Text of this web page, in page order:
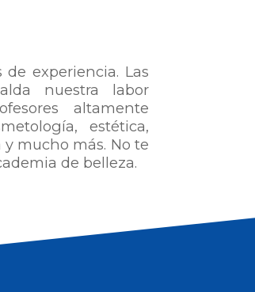
experiencia. Las
nuestra labor
altamente
estética,
mucho más. No te
de belleza.